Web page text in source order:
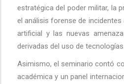
estratégica del poder militar, la
el análisis forense de
artificial y las nuevas
derivadas del uso de
Asimismo, el seminario contó
académica y un panel